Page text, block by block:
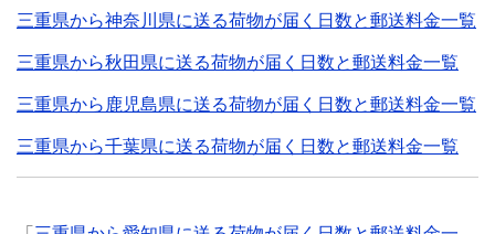
三重県から神奈川県に送る荷物が届く日数と郵送料金一覧
三重県から秋田県に送る荷物が届く日数と郵送料金一覧
三重県から鹿児島県に送る荷物が届く日数と郵送料金一覧
三重県から千葉県に送る荷物が届く日数と郵送料金一覧